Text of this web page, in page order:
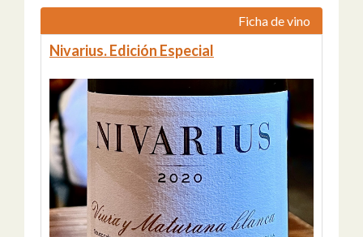
Ficha de vino
Nivarius. Edición Especial